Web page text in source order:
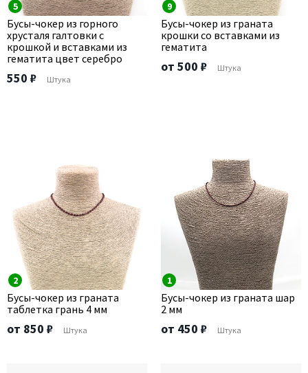
5
Бусы-чокер из горного
хрусталя галтовки с
крошкой и вставками из
гематита цвет серебро
550 ₽ Штука
9
Бусы-чокер из граната
крошки со вставками из
гематита
от 500 ₽ Штука
2
Бусы-чокер из граната
таблетка грань 4 мм
от 850 ₽ Штука
1
Бусы-чокер из граната шар
2 мм
от 450 ₽ Штука